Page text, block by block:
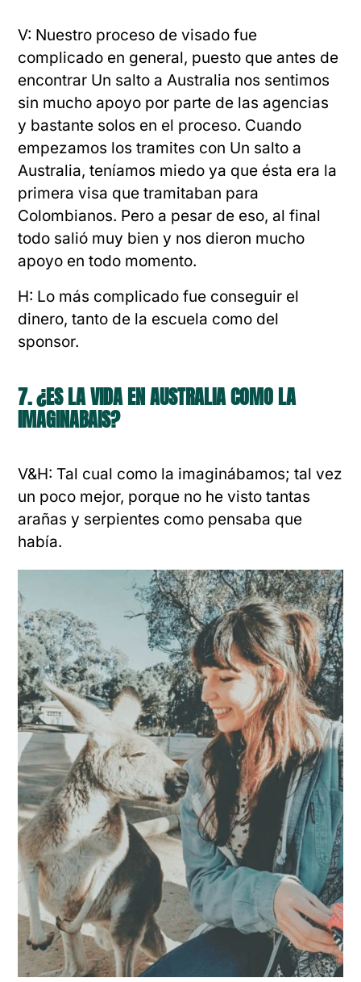
V: Nuestro proceso de visado fue
complicado en general, puesto que antes de
encontrar Un salto a Australia nos sentimos
sin mucho apoyo por parte de las agencias
y bastante solos en el proceso. Cuando
empezamos los tramites con Un salto a
Australia, teníamos miedo ya que ésta era la
primera visa que tramitaban para
Colombianos. Pero a pesar de eso, al final
todo salió muy bien y nos dieron mucho
apoyo en todo momento.
H: Lo más complicado fue conseguir el
dinero, tanto de la escuela como del
sponsor.
7. ¿ES LA VIDA EN AUSTRALIA COMO LA
IMAGINABAIS?
V&H: Tal cual como la imaginábamos; tal vez
un poco mejor, porque no he visto tantas
arañas y serpientes como pensaba que
había.